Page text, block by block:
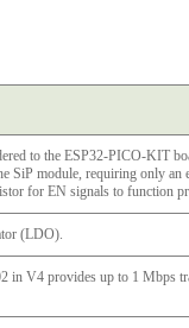
to the ESP32-PICO-KIT
SiP module, requiring only
for EN signals to function
(LDO).
in V4 provides up to 1 Mbps